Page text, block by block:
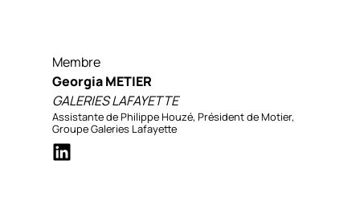
Membre
Georgia METIER
GALERIES LAFAYETTE
Assistante de Philippe Houzé, Président de Motier,
Groupe Galeries Lafayette